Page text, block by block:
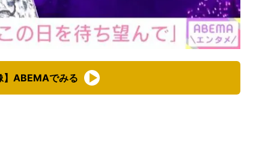
】ABEMAでみる